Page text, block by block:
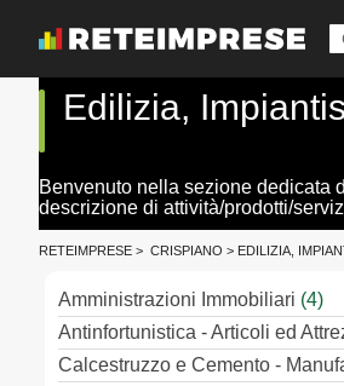
Edilizia,
Benvenuto nella sezione dedicata
descrizione di attività/prodotti/
RETEIMPRESE > CRISPIANO > EDILIZIA,
Amministrazioni Immobiliari (4)
Antinfortunistica - Articoli ed
Calcestruzzo e Cemento -